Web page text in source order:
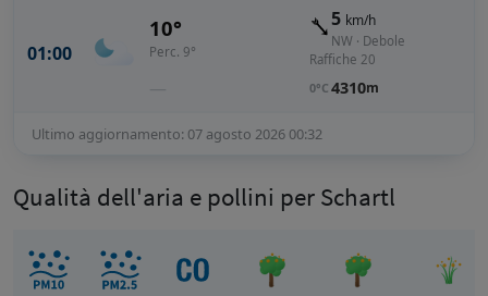
01:00
10°
Perc. 9°
—
5 km/h
NW · Debole
Raffiche 20
0°C 4310m
Ultimo aggiornamento: 07 agosto 2026 00:32
Qualità dell'aria e pollini per Schartl